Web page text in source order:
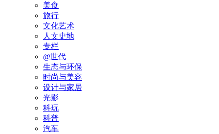
美食
旅行
文化艺术
人文史地
专栏
@世代
生态与环保
时尚与美容
设计与家居
光影
科玩
科普
汽车